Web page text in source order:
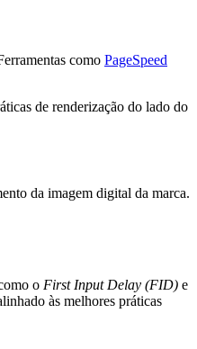
como PageSpeed
de renderização do lado do
da imagem digital da marca.
o First Input Delay (FID) e
às melhores práticas